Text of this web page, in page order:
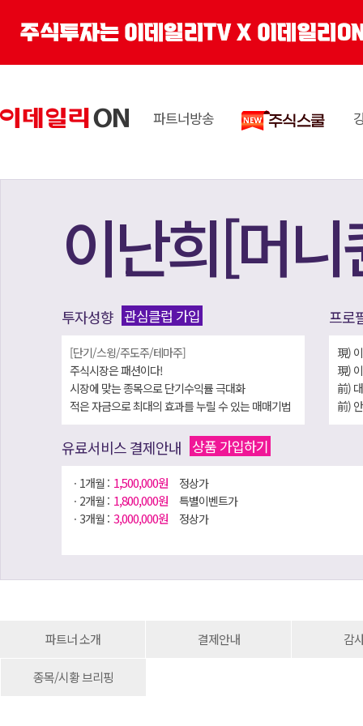
파트너방송
이난희[머
투자성향 관심클럽 가입
[단기/스윙/주도주/테마주]
주식시장은 패션이다!
시장에 맞는 종목으로 단기수익률 극대화
적은 자금으로 최대의 효과를 누릴 수 있는 매매기법
프로
現)
現)
前)
前)
5) 테
유료서비스 결제안내 상품 가입하기
ㆍ1개월 : 1,500,000원
정상가
ㆍ2개월 : 1,800,000원
특별이벤트가
ㆍ3개월 : 3,000,000원 정상가
파트너 소개 결제안내 감
종목/시황 브리핑